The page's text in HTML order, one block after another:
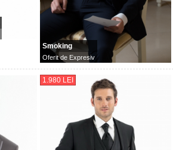
Smoking
Oferit de Expresiv
1.980 LEI